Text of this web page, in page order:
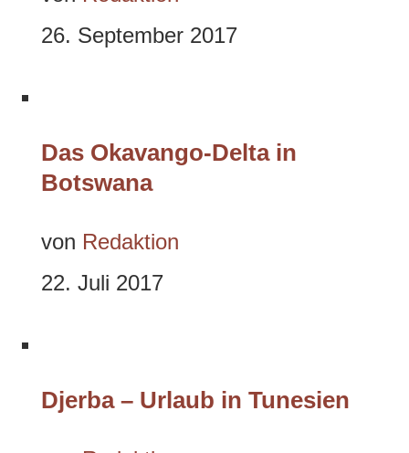
26. September 2017
Das Okavango-Delta in
Botswana
von Redaktion
22. Juli 2017
Djerba – Urlaub in Tunesien